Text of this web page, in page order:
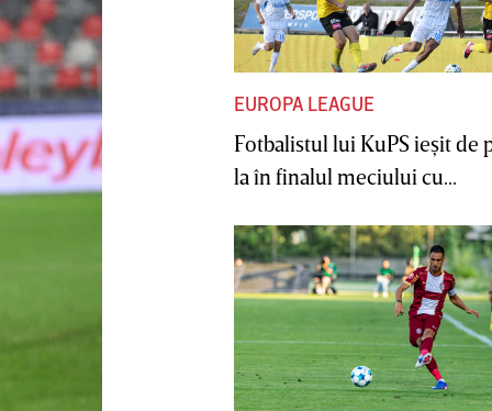
EUROPA LEAGUE
Fotbalistul lui KuPS ieşit de
la în finalul meciului cu...